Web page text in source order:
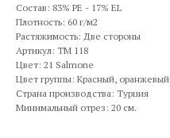
Состав: 83% PE - 17% EL
Плотность: 60 г/м2
Растяжимость: Две стороны
Артикул: TM 118
Цвет: 21 Salmone
Цвет группы: Красный, оранжевый
Страна производства: Турция
Минимальный отрез: 20 см.